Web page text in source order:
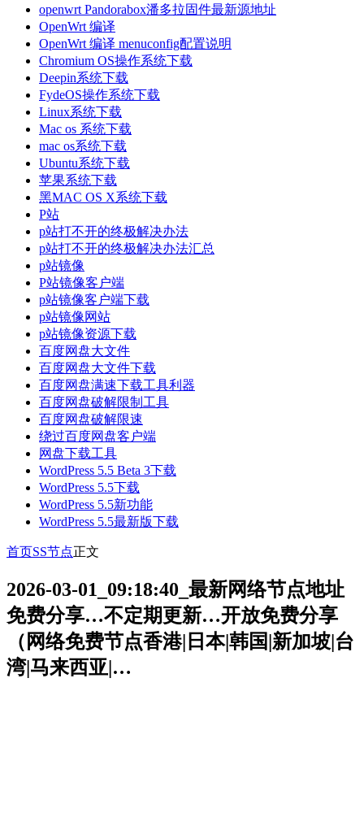
openwrt Pandorabox潘多拉固件最新源地址
OpenWrt 编译
OpenWrt 编译 menuconfig配置说明
Chromium OS操作系统下载
Deepin系统下载
FydeOS操作系统下载
Linux系统下载
Mac os 系统下载
mac os系统下载
Ubuntu系统下载
苹果系统下载
黑MAC OS X系统下载
P站
p站打不开的终极解决办法
p站打不开的终极解决办法汇总
p站镜像
P站镜像客户端
p站镜像客户端下载
p站镜像网站
p站镜像资源下载
百度网盘大文件
百度网盘大文件下载
百度网盘满速下载工具利器
百度网盘破解限制工具
百度网盘破解限速
绕过百度网盘客户端
网盘下载工具
WordPress 5.5 Beta 3下载
WordPress 5.5下载
WordPress 5.5新功能
WordPress 5.5最新版下载
首页SS节点正文
2026-03-01_09:18:40_最新网络节点地址
免费分享…不定期更新…开放免费分享
（网络免费节点香港|日本|韩国|新加坡|台
湾|马来西亚|…